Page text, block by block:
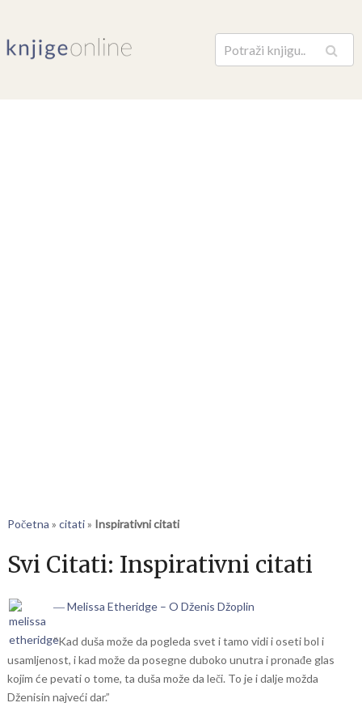
Pretraga
Početna » citati» Inspirativni citati
Svi Citati: Inspirativni citati
― Melissa Etheridge – O Dženis Džoplin
“Kad duša može da pogleda svet i tamo vidi i oseti bol i
usamljenost, i kad može da posegne duboko unutra i pronađe glas
kojim će pevati o tome, ta duša može da leči. To je i dalje možda
Dženisin najveći dar.”